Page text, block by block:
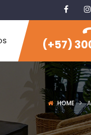
(+57)
HOME